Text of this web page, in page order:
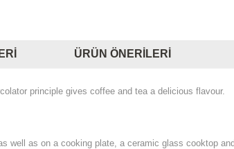
ÜRÜN ÖNERILERI
principle gives coffee and tea a delicious flavour.
as on a cooking plate, a ceramic glass cooktop